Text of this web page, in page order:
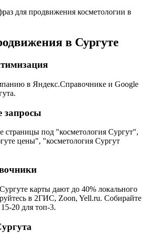
для продвижения косметологии в
в Сургуте
в Яндекс.Справочнике и Google
запросы
страницы под "косметология Сургут",
цены", "косметология Сургут
карты дают до 40% локального
в 2ГИС, Zoon, Yell.ru. Собирайте
20 для топ-3.